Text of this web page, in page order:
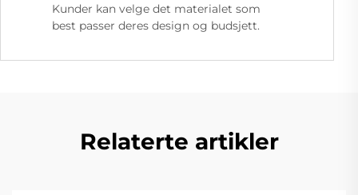
Kunder kan velge det materialet som
best passer deres design og budsjett.
Relaterte artikler